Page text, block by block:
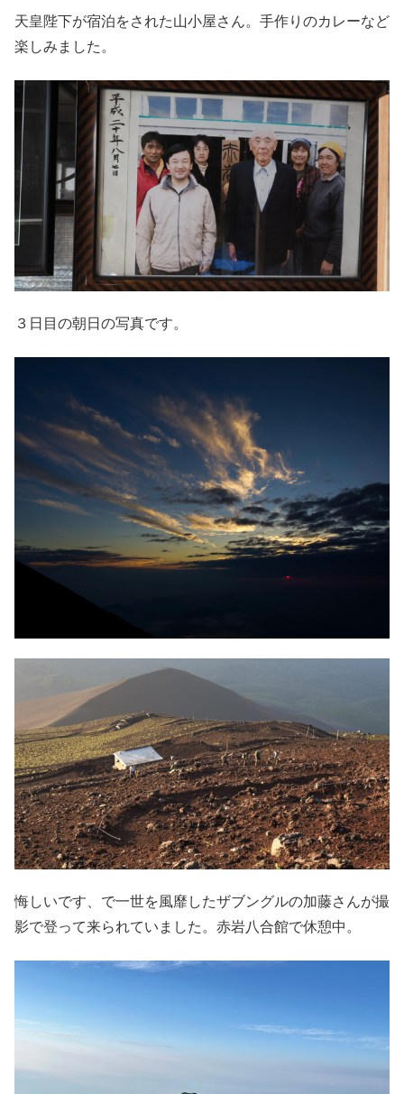
天皇陛下が宿泊をされた山小屋さん。手作りのカレーなど
楽しみました。
３日目の朝日の写真です。
悔しいです、で一世を風靡したザブングルの加藤さんが撮
影で登って来られていました。赤岩八合館で休憩中。